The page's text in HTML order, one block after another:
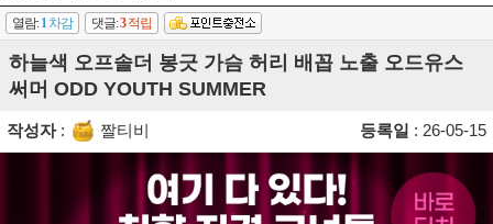
열람:1차감 댓글:3적립
하늘색 오프솔더 봉긋 가슴 허리 배꼽 노출 오드유스
써머 ODD YOUTH SUMMER
작성자: 짤티비 등록일 : 26-05-15